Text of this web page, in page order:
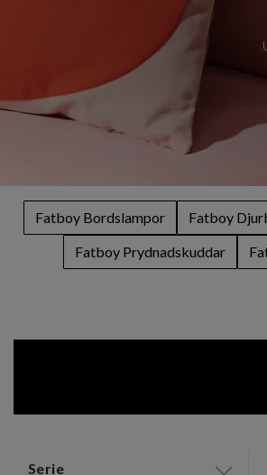
Fatboy Bordslampor Fatboy
Fatboy Prydnadskuddar
Serie